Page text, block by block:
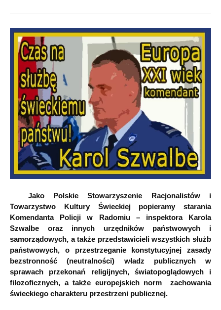
Jako Polskie Stowarzyszenie Racjonalistów i
Towarzystwo Kultury Świeckiej popieramy starania
Komendanta Policji w Radomiu – inspektora Karola
Szwalbe oraz innych urzędników państwowych i
samorządowych, a także przedstawicieli wszystkich służb
państwowych, o przestrzeganie konstytucyjnej zasady
bezstronność (neutralności) władz publicznych w
sprawach przekonań religijnych, światopoglądowych i
filozoficznych, a także europejskich norm zachowania
świeckiego charakteru przestrzeni publicznej.